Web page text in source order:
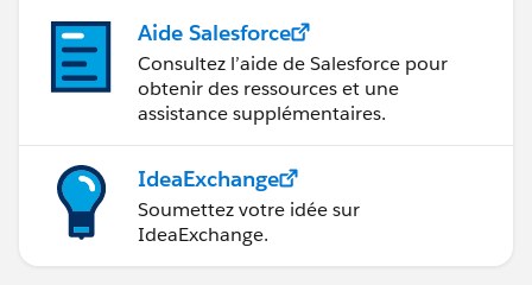
Aide Salesforce
Consultez l’aide de Salesforce pour
obtenir des ressources et une
assistance supplémentaires.
IdeaExchange
Soumettez votre idée sur
IdeaExchange.